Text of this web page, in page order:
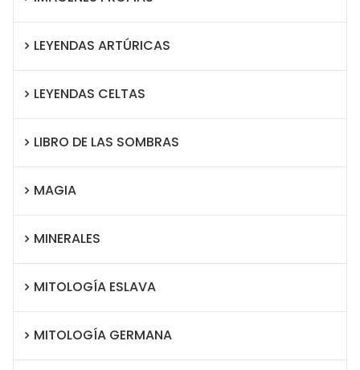
LEYENDAS ARTÚRICAS
LEYENDAS CELTAS
LIBRO DE LAS SOMBRAS
MAGIA
MINERALES
MITOLOGÍA ESLAVA
MITOLOGÍA GERMANA